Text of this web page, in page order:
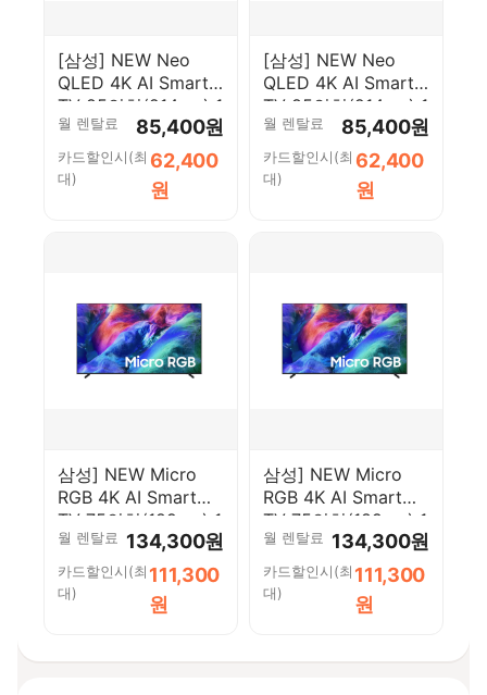
[삼성] NEW Neo
QLED 4K AI Smart
TV 85인치(214cm) 1
등급
KQ85QNH70AFXKR-
W [페이]
월 렌탈료 85,400원
카드할인시(최
대)
62,400
원
[삼성] NEW Neo
QLED 4K AI Smart
TV 85인치(214cm) 1
등급
KQ85QNH70AFXKR-
S [페이]
월 렌탈료 85,400원
카드할인시(최
대)
62,400
원
삼성] NEW Micro
RGB 4K AI Smart
TV 75인치(189cm) 1
등급
KMR75RH85AFXKR-
W [페이]
월 렌탈료 134,300원
카드할인시(최
대)
111,300
원
삼성] NEW Micro
RGB 4K AI Smart
TV 75인치(189cm) 1
등급
KMR75RH85AFXKR-
S [페이]
월 렌탈료 134,300원
카드할인시(최
대)
111,300
원